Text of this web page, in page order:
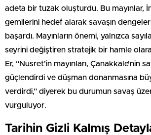
adeta bir tuzak oluşturdu. Bu mayınlar,
gemilerini hedef alarak savaşın
başardı. Mayınların önemi, yalnızca
seyrini değiştiren stratejik bir hamle
Er, “Nusret’in mayınları, Çanakkale’nin
güçlendirdi ve düşman donanmasına
verdirdi,” diyerek bu durumun savaş
vurguluyor.
Tarihin Gizli Kalmış